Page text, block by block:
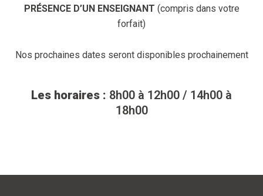
PRÉSENCE D’UN ENSEIGNANT (compris dans votre
forfait)
Nos prochaines dates seront disponibles prochainement
Les horaires : 8h00 à 12h00 / 14h00 à
18h00